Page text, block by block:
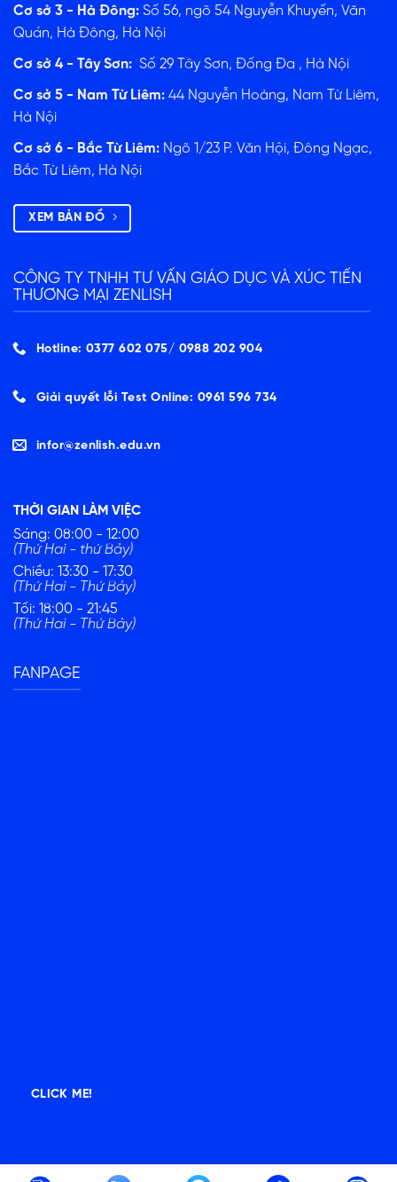
Cơ sở 3 - Hà Đông: Số 56, ngõ 54 Nguyễn Khuyến, Văn
Quán, Hà Đông, Hà Nội
Cơ sở 4 - Tây Sơn: Số 29 Tây Sơn, Đống Đa , Hà Nội
Cơ sở 5 - Nam Từ Liêm: 44 Nguyễn Hoàng, Nam Từ Liêm,
Hà Nội
Cơ sở 6 - Bắc Từ Liêm: Ngõ 1/23 P. Văn Hội, Đông Ngạc,
Bắc Từ Liêm, Hà Nội
XEM BẢN ĐỒ
CÔNG TY TNHH TƯ VẤN GIÁO DỤC VÀ XÚC TIẾN
THƯƠNG MẠI ZENLISH
Hotline: 0377 602 075/ ‭0988 202 904‬
Giải quyết lỗi Test Online: 0961 596 734
infor@zenlish.edu.vn
THỜI GIAN LÀM VIỆC
Sáng: 08:00 - 12:00
(Thứ Hai - thứ Bảy)
Chiều: 13:30 - 17:30
(Thứ Hai - Thứ Bảy)
Tối: 18:00 - 21:45
(Thứ Hai - Thứ Bảy)
FANPAGE
CLICK ME!